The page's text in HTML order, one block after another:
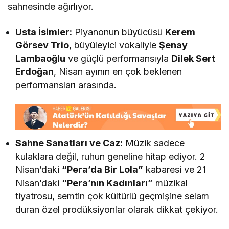
sahnesinde ağırlıyor.
Usta İsimler: Piyanonun büyücüsü Kerem
Görsev Trio, büyüleyici vokaliyleŞenay
Lambaoğlu ve güçlü performansıyla Dilek Sert
Erdoğan, Nisan ayının en çok beklenen
performansları arasında.
Sahne Sanatları ve Caz: Müzik sadece
kulaklara değil, ruhun geneline hitap ediyor. 2
Nisan’daki “Pera’da Bir Lola” kabaresi ve 21
Nisan’daki “Pera’nın Kadınları” müzikal
tiyatrosu, semtin çok kültürlü geçmişine selam
duran özel prodüksiyonlar olarak dikkat çekiyor.